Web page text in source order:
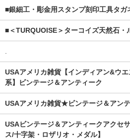
■銀細工・彫金用スタンプ刻印工具タガ
■＜TURQUOISE＞ターコイズ天然石・
USAアメリカ雑貨【インディアン&ウ
系】ビンテージ＆アンティーク
USAアメリカ雑貨★ビンテージ＆アン
USAビンテージ＆アンティークアクセ
ス/十字架・ロザリオ・メダル】